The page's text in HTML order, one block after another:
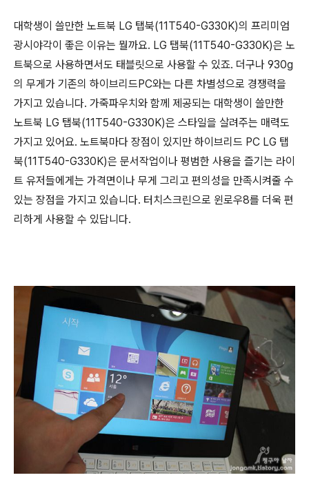
대학생이 쓸만한 노트북 LG 탭북(11T540-G330K)의 프리미엄
광시야각이 좋은 이유는 뭘까요. LG 탭북(11T540-G330K)은 노
트북으로 사용하면서도 태블릿으로 사용할 수 있죠. 더구나 930g
의 무게가 기존의 하이브리드PC와는 다른 차별성으로 경쟁력을
가지고 있습니다. 가죽파우치와 함께 제공되는 대학생이 쓸만한
노트북 LG 탭북(11T540-G330K)은 스타일을 살려주는 매력도
가지고 있어요. 노트북마다 장점이 있지만 하이브리드 PC LG 탭
북(11T540-G330K)은 문서작업이나 평범한 사용을 즐기는 라이
트 유저들에게는 가격면이나 무게 그리고 편의성을 만족시켜줄 수
있는 장점을 가지고 있습니다. 터치스크린으로 윈로우8를 더욱 편
리하게 사용할 수 있답니다.